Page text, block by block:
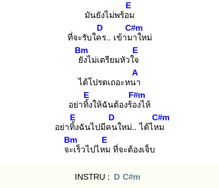
มันยังไม่พร้อม
E
ที่จะรับใคร
D
.. เข้ามา
C#m
ใหม่
ยัง
Bm
ไม่เตรียมหัวใจ
E
ได้โปรดเถอะหนา
A
อย่าทิ้ง
E
ให้ฉันต้องร้อง
F#m
ไห้
อย่าทิ้ง
E
ฉันไปมีคน
D
ใหม่.. ได้ไหม
C#m
จะเ
Bm
ร็วไปไหม
E
ที่จะต้องเจ็บ
INSTRU : D C#m